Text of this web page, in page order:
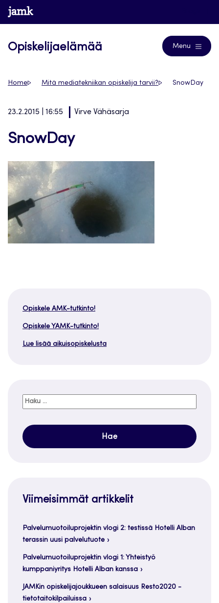
Siirry
suoraan
www.jamk.fi
Opiskelijaelämää Menu
Home Mitä mediatekniikan opiskelija tarvii? SnowDay
23.2.2015 | 16:55 Virve Vähäsarja
SnowDay
Opiskele AMK-tutkinto!
Opiskele YAMK-tutkinto!
Lue lisää aikuisopiskelusta
Haku:
Viimeisimmät artikkelit
Palvelumuotoiluprojektin vlogi 2: testissä Hotelli Alban
terassin uusi palvelutuote
Palvelumuotoiluprojektin vlogi 1: Yhteistyö
kumppaniyritys Hotelli Alban kanssa
JAMKin opiskelijajoukkueen salaisuus Resto2020 -
tietotaitokilpailuissa